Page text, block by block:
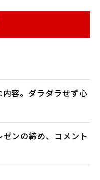
容。ダラダラせず心
ンの締め、コメント